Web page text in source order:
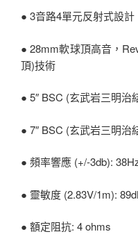
● 3音路4單元反射式設計
● 28mm軟球頂高音，
頂)技術
● 5″ BSC (玄武岩三明治
● 7″ BSC (玄武岩三明治
● 頻率響應 (+/-3db):
● 靈敏度 (2.83V/1m):
● 額定阻抗: 4 ohms